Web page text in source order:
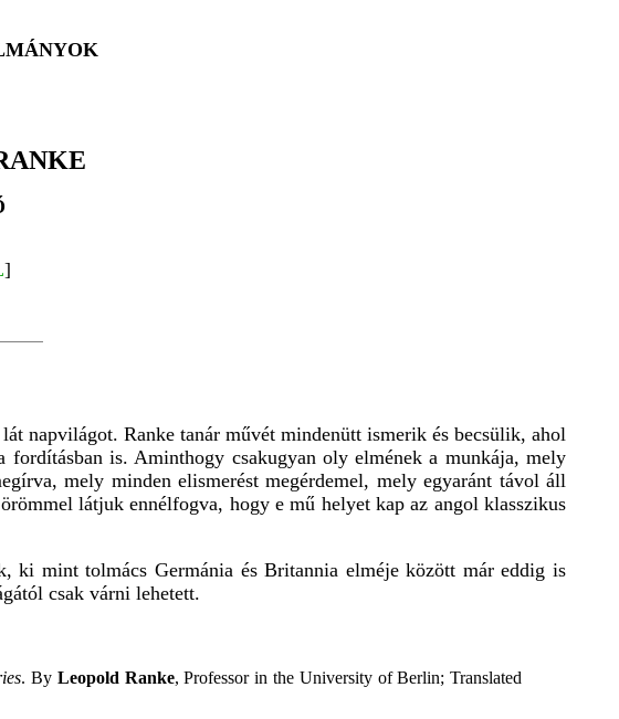
]
napvilágot. Ranke tanár művét mindenütt ismerik és becsülik, ahol
fordításban is. Aminthogy csakugyan oly elmének a munkája, mely
mely minden elismerést megérdemel, mely egyaránt távol áll
látjuk ennélfogva, hogy e mű helyet kap az angol klasszikus
ki mint tolmács Germánia és Britannia elméje között már eddig is
csak várni lehetett.
. By Leopold Ranke, Professor in the University of Berlin; Translated